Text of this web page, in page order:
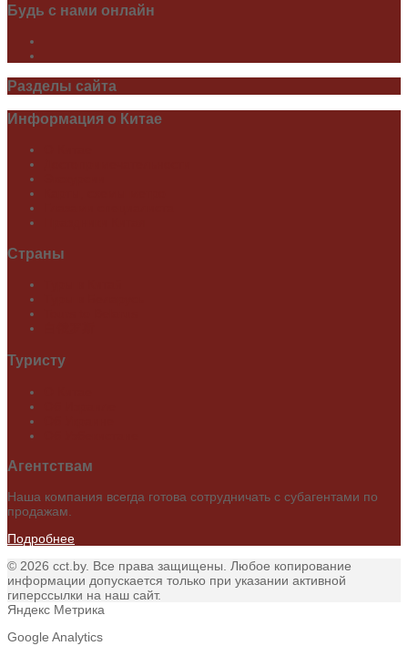
Будь с нами онлайн
Разделы сайта
Информация о Китае
Страны
Туристу
Агентствам
Наша компания всегда готова сотрудничать с субагентами по
продажам.
Подробнее
© 2026 cct.by. Все права защищены. Любое копирование
информации допускается только при указании активной
гиперссылки на наш сайт.
Яндекс Метрика
Google Analytics